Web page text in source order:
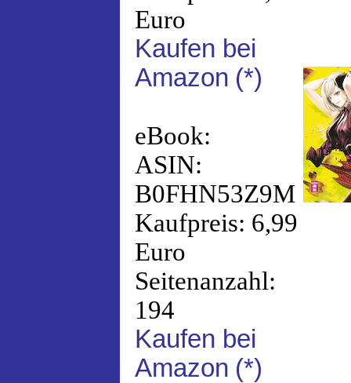
Euro
Kaufen bei
Amazon (*)
eBook:
ASIN:
B0FHN53Z9M
Kaufpreis: 6,99
Euro
Seitenanzahl:
194
Kaufen bei
Amazon (*)